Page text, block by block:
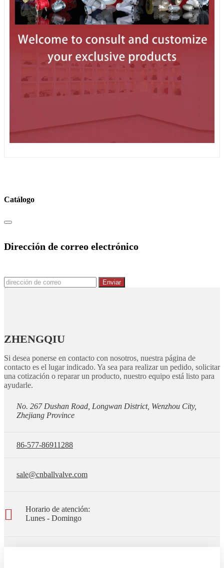
Catálogo
Dirección de correo electrónico
Enviar
ZHENGQIU
Si desea ponerse en contacto con nosotros, nuestra página de
contacto es el lugar indicado. Ya sea para realizar un pedido, solicitar
una cotización o reparar un producto, nuestro equipo está listo para
ayudarle.
No. 267 Dushan Road, Longwan District, Wenzhou City,
Zhejiang Province
86-577-86911288
sale@cnballvalve.com
Horario de atención:
Lunes - Domingo